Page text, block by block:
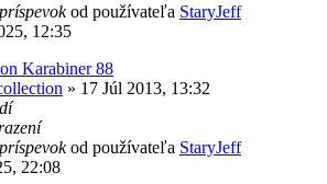
od používateľa StaryJeff
12:35
Karabiner 88
» 17 Júl 2013, 13:32
od používateľa StaryJeff
22:08